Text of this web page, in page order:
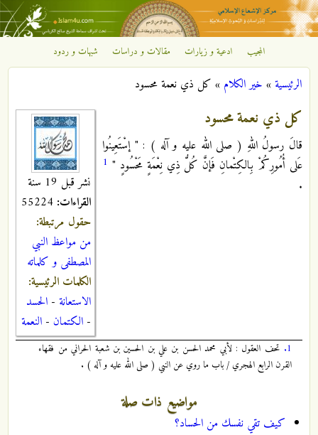
تجاوز إلى المحتوى الرئيسي
مركز
الإشعاع
الإسلامي
المجيب ادعية و زيارات مقالات و دراسات شبهات و ردود
أنت هنا
الرئيسية» خير الكلام » كل ذي نعمة محسود
نشر قبل 19 سنة
القراءات:
حقول مرتبطة:
من مواعظ النبي
المصطفى و كلماته
الكلمات الرئيسية:
الاستعانة - الحسد
- الكتمان - النعمة
كل ذي نعمة محسود
قالَ رسولُ اللهِ ( صلى الله عليه و آله ) : " إسْتَعِينُوا
عَلى أُمُورِكُمْ بِالكِتْمانِ فَإنَّ كُلُّ ذِي نِعْمَةٍ مَحْسُودٍ " 1
.
1. تحف العقول : لأبي محمد الحسن بن علي بن الحسين بن شعبة الحراني من فقهاء
القرن الرابع الهجري / باب ما روي عن النبي ( صلى الله عليه و آله ) .
مواضيع ذات صلة
كيف تقي نفسك من الحساد؟